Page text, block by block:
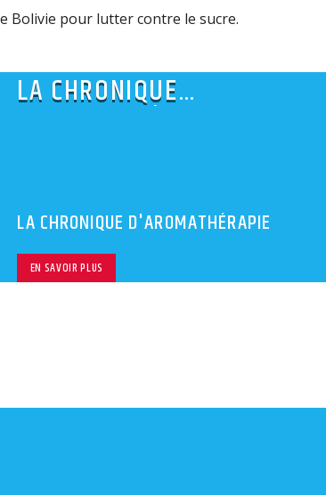
Bolivie pour lutter contre le sucre.
LA CHRONIQUE
D’AROMATHÉRAPIE
LA CHRONIQUE D'AROMATHÉRAPIE
EN SAVOIR PLUS